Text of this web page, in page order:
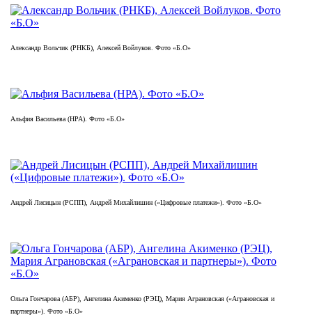
Александр Вольчик (РНКБ), Алексей Войлуков. Фото «Б.О»
Альфия Васильева (НРА). Фото «Б.О»
Андрей Лисицын (РСПП), Андрей Михайлишин («Цифровые платежи»). Фото «Б.О»
Ольга Гончарова (АБР), Ангелина Акименко (РЭЦ), Мария Аграновская («Аграновская и
партнеры»). Фото «Б.О»